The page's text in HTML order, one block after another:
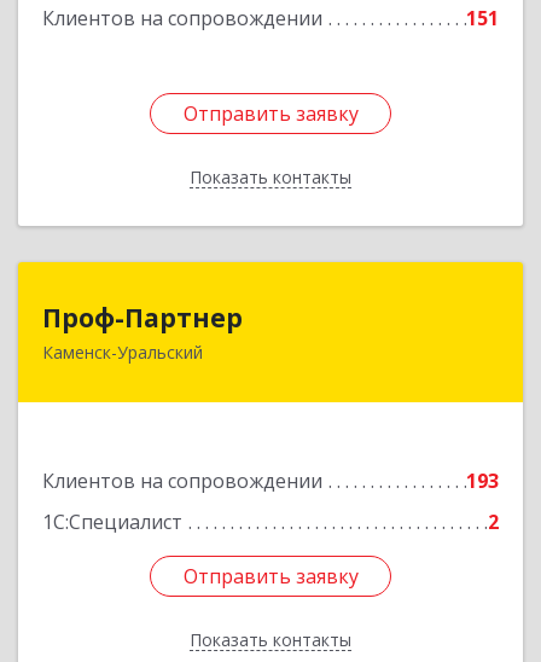
Клиентов на сопровождении 151
Отправить заявку
Показать контакты
Отправить заявку
Назад
Проф-Партнер
Каменск-Уральский
Клиентов на сопровождении
193
1С:Специалист
2
Отправить заявку
Показать контакты
623406, Свердловская обл, Каменск-Уральский
Отправить заявку
Назад